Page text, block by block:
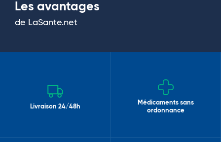
Les avantages
de LaSante.net
Livraison 24/48h
Médicaments sans
ordonnance